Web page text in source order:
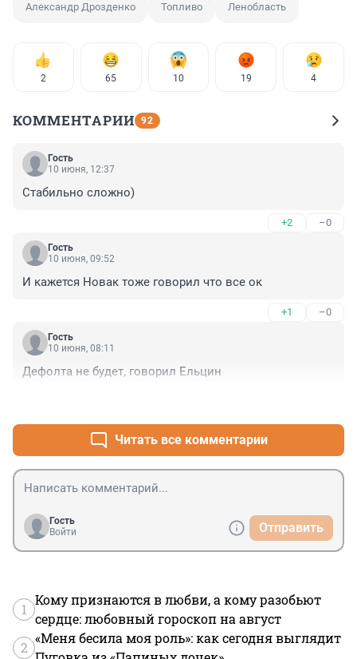
Александр Дрозденко Топливо Ленобласть
2 65 10 19 4
КОММЕНТАРИИ 92
Гость
10 июня, 12:37
Стабильно сложно)
+2 –0
Гость
10 июня, 09:52
И кажется Новак тоже говорил что все ок
+1 –0
Гость
10 июня, 08:11
Дефолта не будет, говорил Ельцин
Читать все комментарии
Гость
Войти
Отправить
1
Кому признаются в любви, а кому разобьют
сердце: любовный гороскоп на август
2
«Меня бесила моя роль»: как сегодня выглядит